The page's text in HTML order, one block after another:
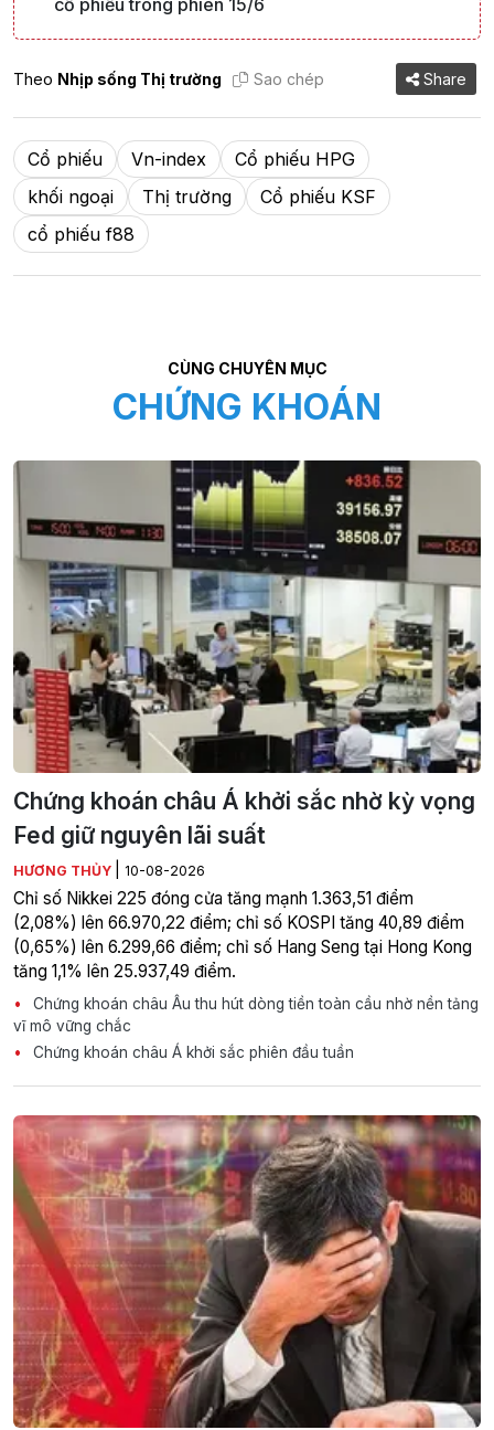
cổ phiếu trong phiên 15/6
Theo Nhịp sống Thị trường Sao chép Share
Cổ phiếu Vn-index
Cổ phiếu HPG
khối ngoại
Thị trường
Cổ phiếu KSF
cổ phiếu f88
CÙNG CHUYÊN MỤC
CHỨNG KHOÁN
Chứng khoán châu Á khởi sắc nhờ kỳ vọng
Fed giữ nguyên lãi suất
HƯƠNG THỦY 10-08-2026
Chỉ số Nikkei 225 đóng cửa tăng mạnh 1.363,51 điểm
(2,08%) lên 66.970,22 điểm; chỉ số KOSPI tăng 40,89 điểm
(0,65%) lên 6.299,66 điểm; chỉ số Hang Seng tại Hong Kong
tăng 1,1% lên 25.937,49 điểm.
Chứng khoán châu Âu thu hút dòng tiền toàn cầu nhờ nền tảng
vĩ mô vững chắc
Chứng khoán châu Á khởi sắc phiên đầu tuần